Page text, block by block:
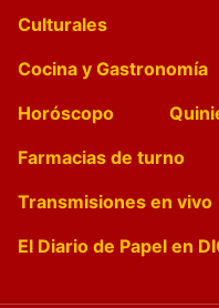
Culturales
Cocina y Gastronomía
Horóscopo
Farmacias de turno
Transmisiones en vivo
El Diario de Papel en